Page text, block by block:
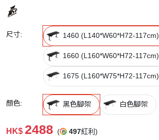
尺寸: 1460 (L140*W60*H72-117cm)
1660 (L160*W60*H72-117cm)
1675 (L160*W75*H72-117cm)
顏色: 黑色腳架 白色腳架
HK$ 2488 ( 497紅利)